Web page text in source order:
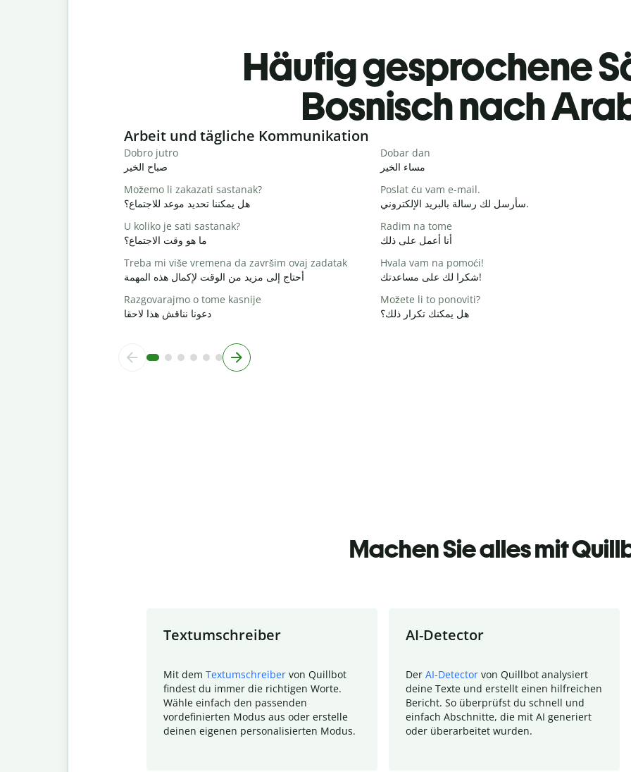
Häufig gesprochene
Bosnisch nach
Slide 1 of 6
Arbeit und tägliche Kommunikation
Dobro jutro
صباح الخير
Dobar dan
مساء الخير
Možemo li zakazati sastanak?
هل يمكننا تحديد موعد للاجتماع؟
Poslat ću vam e-mail.
سأرسل لك رسالة بالبريد الإلكتروني.
U koliko je sati sastanak?
ما هو وقت الاجتماع؟
Radim na tome
أنا أعمل على ذلك
Treba mi više vremena da završim ovaj zadatak
أحتاج إلى مزيد من الوقت لإكمال هذه المهمة
Hvala vam na pomoći!
شكرا لك على مساعدتك!
Razgovarajmo o tome kasnije
دعونا نناقش هذا لاحقا
Možete li to ponoviti?
هل يمكنك تكرار ذلك؟
Machen Sie alles mit
Textumschreiber
Mit dem Textumschreiber von Quillbot
findest du immer die richtigen Worte.
Wähle einfach den passenden
vordefinierten Modus aus oder erstelle
deinen eigenen personalisierten Modus.
AI-Detector
Der AI-Detector von Quillbot analysiert
deine Texte und erstellt einen hilfreichen
Bericht. So überprüfst du schnell und
einfach Abschnitte, die mit AI generiert
oder überarbeitet wurden.